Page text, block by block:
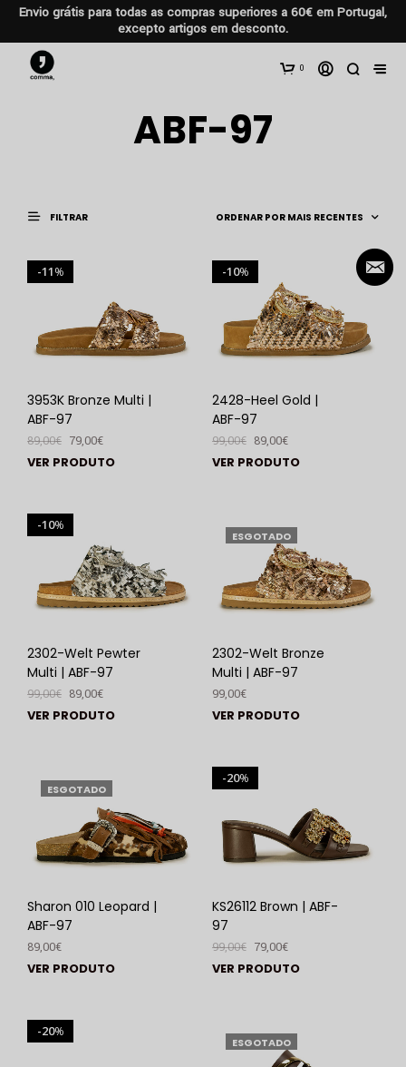
Envio grátis para todas as compras superiores a 60€ em Portugal,
excepto artigos em desconto.
0
ABF-97
FILTRAR
%
11
3953K Bronze Multi |
ABF-97
89,00€ 79,00€
VER PRODUTO
%
10
2428-Heel Gold |
ABF-97
99,00€ 89,00€
VER PRODUTO
%
10
2302-Welt Pewter
Multi | ABF-97
99,00€ 89,00€
VER PRODUTO
ESGOTADO
2302-Welt Bronze
Multi | ABF-97
99,00€
VER PRODUTO
ESGOTADO
Sharon 010 Leopard |
ABF-97
89,00€
VER PRODUTO
%
20
KS26112 Brown | ABF-
97
99,00€ 79,00€
VER PRODUTO
%
20
ESGOTADO